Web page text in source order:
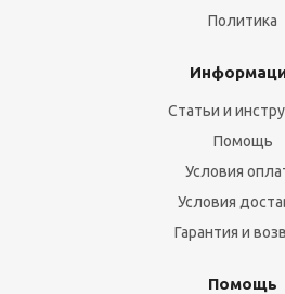
Политика
Статьи и
Помощь
Условия
Условия
Гарантия и
Помощь